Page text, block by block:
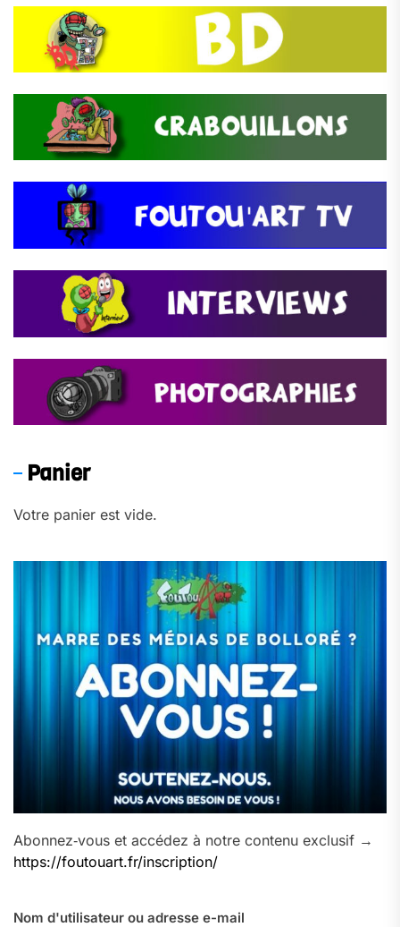
Panier
Votre panier est vide.
Abonnez‑vous et accédez à notre contenu exclusif →
https://foutouart.fr/inscription/
Nom d'utilisateur ou adresse e-mail